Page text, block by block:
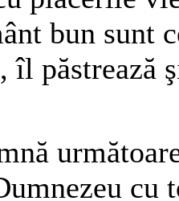
bun sunt
îl păstrează
cu